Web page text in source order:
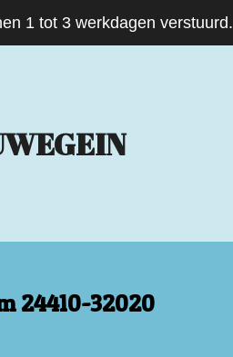
1 tot 3 werkdagen verstuurd.
24410-32020